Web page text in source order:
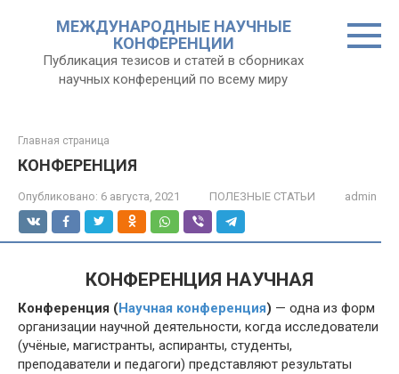
МЕЖДУНАРОДНЫЕ НАУЧНЫЕ
КОНФЕРЕНЦИИ
Публикация тезисов и статей в сборниках
научных конференций по всему миру
Главная страница
КОНФЕРЕНЦИЯ
Опубликовано: 6 августа, 2021 ПОЛЕЗНЫЕ СТАТЬИ admin
КОНФЕРЕНЦИЯ НАУЧНАЯ
Конференция (Научная конференция) — одна из форм
организации научной деятельности, когда исследователи
(учёные, магистранты, аспиранты, студенты,
преподаватели и педагоги) представляют результаты